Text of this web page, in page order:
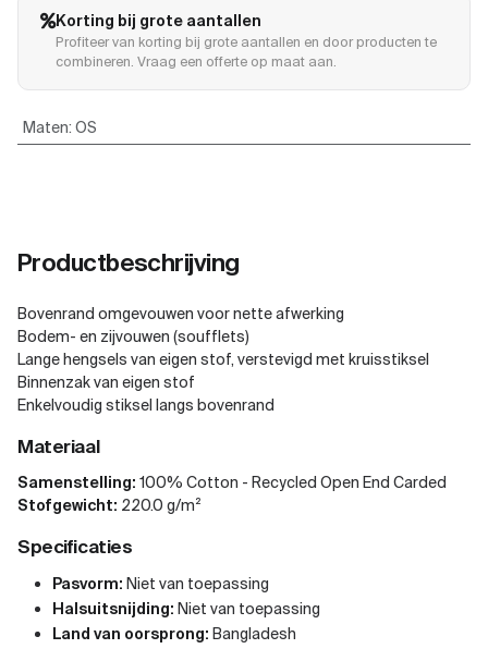
Korting bij grote aantallen
Profiteer van korting bij grote aantallen en door producten te
combineren. Vraag een offerte op maat aan.
Maten: OS
Productbeschrijving
Bovenrand omgevouwen voor nette afwerking
Bodem- en zijvouwen (soufflets)
Lange hengsels van eigen stof, verstevigd met kruisstiksel
Binnenzak van eigen stof
Enkelvoudig stiksel langs bovenrand
Materiaal
Samenstelling: 100% Cotton - Recycled Open End Carded
Stofgewicht: 220.0 g/m²
Specificaties
Pasvorm: Niet van toepassing
Halsuitsnijding: Niet van toepassing
Land van oorsprong: Bangladesh